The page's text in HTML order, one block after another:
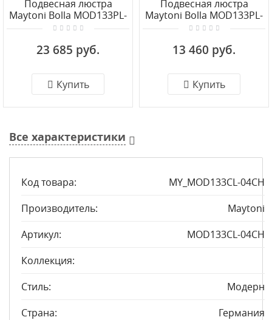
Подвесная люстра
Maytoni Bolla MOD133PL-
08BS
23 685 руб.
Купить
Подвесная люстра
Maytoni Bolla MOD133PL-
06CH
13 460 руб.
Купить
Все характеристики
Код товара:
MY_MOD133CL-04CH
Производитель:
Maytoni
Артикул:
MOD133CL-04CH
Коллекция:
Стиль:
Модерн
Страна:
Германия